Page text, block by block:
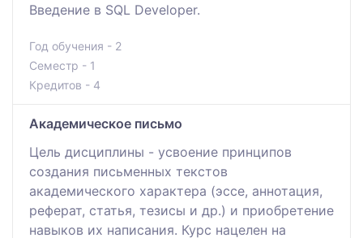
Введение в SQL Developer.
Год обучения - 2
Семестр - 1
Кредитов - 4
Академическое письмо
Цель дисциплины - усвоение принципов
создания письменных текстов
академического характера (эссе, аннотация,
реферат, статья, тезисы и др.) и приобретение
навыков их написания. Курс нацелен на